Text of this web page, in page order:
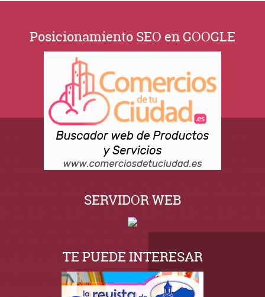
Posicionamiento SEO en GOOGLE
SERVIDOR WEB
TE PUEDE INTERESAR